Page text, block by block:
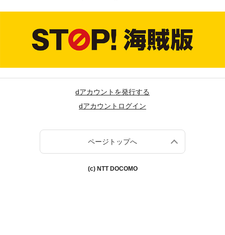
dアカウントを発行する
dアカウントログイン
ページトップへ
(c) NTT DOCOMO